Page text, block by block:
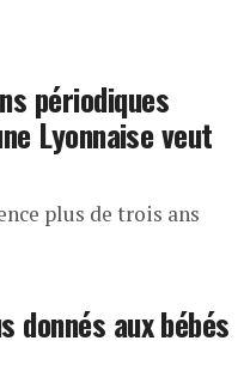
périodiques
Lyonnaise veut
plus de trois ans
donnés aux bébés